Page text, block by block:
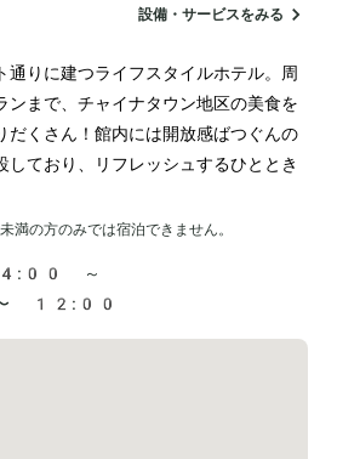
設備・サービスをみる
通りに建つライフスタイルホテル。周
ンまで、チャイナタウン地区の美食を
だくさん！館内には開放感ばつぐんの
しており、リフレッシュするひととき
満の方のみでは宿泊できません。
～
12:00